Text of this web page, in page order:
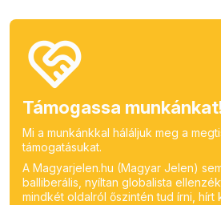
Támogassa
Mi a munkánkkal háláljuk meg a
támogatásukat.
A Magyarjelen.hu (Magyar Jelen)
balliberális, nyíltan globalista
mindkét oldalról őszintén tud írni, hírt